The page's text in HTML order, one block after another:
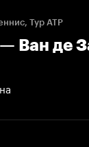
Тур ATP
Ван де